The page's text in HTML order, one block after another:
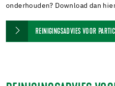
onderhouden? Download dan
REINIGINGSADVIES VOOR